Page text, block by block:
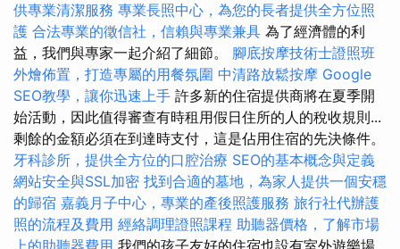
供專業清潔服務 專業長照中心，為您的長者提供全方位照
護 合法專業的徵信社，信賴與專業兼具 為了經濟體的利
益，我們與專家一起介紹了細節。 腳底按摩技術士證照班
外燴佈置，打造專屬的用餐氛圍 中清路放鬆按摩 Google
SEO教學，讓你迅速上手 許多新的住宿提供商將在夏季開
始活動，因此值得審查有時租用假日住所的人的稅收規則...
剩餘的金額必須在到達時支付，這是佔用住宿的先決條件。
牙科診所，提供全方位的口腔治療 SEO的基本概念與定義
網站安全與SSL加密 找到合適的墓地，為家人提供一個安穩
的歸宿 嘉義月子中心，專業的產後照護服務 旅行社代辦護
照的流程及費用 經絡調理證照課程 助聽器價格，了解市場
上的助聽器費用 我們的孩子友好的住宿也設有室外遊樂場